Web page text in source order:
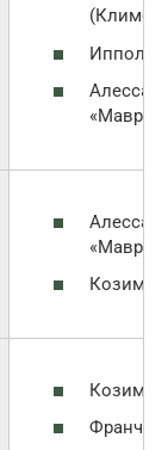
«Мавр»
«Мавр»
Козимо I
Козимо I